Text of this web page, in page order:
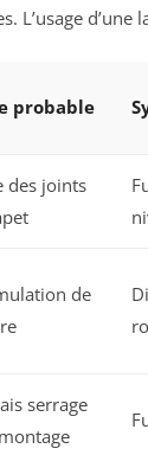
L’usage
probable
des joints
de
serrage